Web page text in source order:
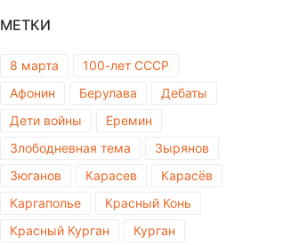
МЕТКИ
8 марта
100-лет СССР
Афонин
Берулава
Дебаты
Дети войны
Еремин
Злободневная тема
Зырянов
Зюганов
Карасев
Карасёв
Каргаполье
Красный Конь
Красный Курган
Курган